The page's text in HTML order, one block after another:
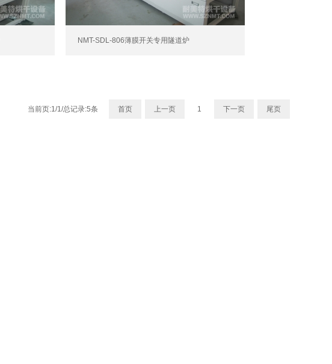
NMT-SDL-806薄膜开关专用隧道炉
当前页:1/1/总记录:5条 首页 上一页 1 下一页 尾页